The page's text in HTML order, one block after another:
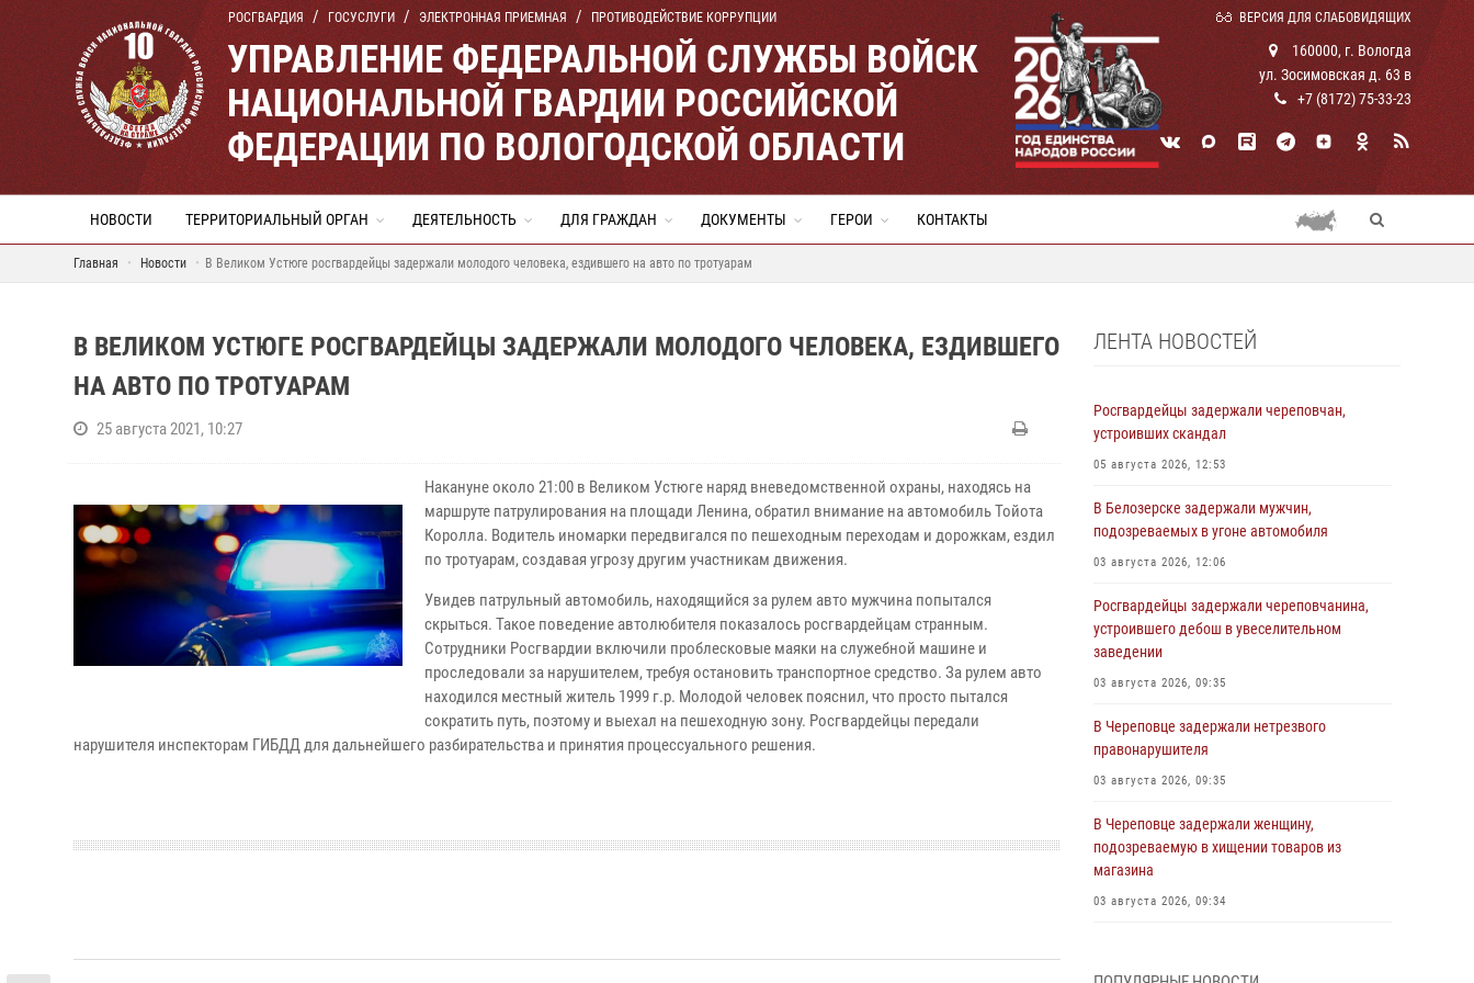
РОСГВАРДИЯ ГОСУСЛУГИ ЭЛЕКТРОННАЯ ПРИЕМНАЯ ПРОТИВОДЕЙСТВИЕ КОРРУПЦИИ ВЕРСИЯ ДЛЯ СЛАБОВИДЯЩИХ
УПРАВЛЕНИЕ ФЕДЕРАЛЬНОЙ СЛУЖБЫ ВОЙСК
НАЦИОНАЛЬНОЙ ГВАРДИИ РОССИЙСКОЙ
ФЕДЕРАЦИИ ПО ВОЛОГОДСКОЙ ОБЛАСТИ
160000, г. Вологда
ул. Зосимовская д. 63 в
+7 (8172) 75-33-23
НОВОСТИ ТЕРРИТОРИАЛЬНЫЙ ОРГАН ДЕЯТЕЛЬНОСТЬ ДЛЯ ГРАЖДАН ДОКУМЕНТЫ ГЕРОИ КОНТАКТЫ
Главная Новости В Великом Устюге росгвардейцы задержали молодого человека, ездившего на авто по тротуарам
В ВЕЛИКОМ УСТЮГЕ РОСГВАРДЕЙЦЫ ЗАДЕРЖАЛИ МОЛОДОГО ЧЕЛОВЕКА, ЕЗДИВШЕГО
НА АВТО ПО ТРОТУАРАМ
25 августа 2021, 10:27
Накануне около 21:00 в Великом Устюге наряд вневедомственной охраны, находясь на
маршруте патрулирования на площади Ленина, обратил внимание на автомобиль Тойота
Королла. Водитель иномарки передвигался по пешеходным переходам и дорожкам, ездил
по тротуарам, создавая угрозу другим участникам движения.
Увидев патрульный автомобиль, находящийся за рулем авто мужчина попытался
скрыться. Такое поведение автолюбителя показалось росгвардейцам странным.
Сотрудники Росгвардии включили проблесковые маяки на служебной машине и
проследовали за нарушителем, требуя остановить транспортное средство. За рулем авто
находился местный житель 1999 г.р. Молодой человек пояснил, что просто пытался
сократить путь, поэтому и выехал на пешеходную зону. Росгвардейцы передали
нарушителя инспекторам ГИБДД для дальнейшего разбирательства и принятия процессуального решения.
ЛЕНТА НОВОСТЕЙ
Росгвардейцы задержали череповчан,
устроивших скандал
05 августа 2026, 12:53
В Белозерске задержали мужчин,
подозреваемых в угоне автомобиля
03 августа 2026, 12:06
Росгвардейцы задержали череповчанина,
устроившего дебош в увеселительном
заведении
03 августа 2026, 09:35
В Череповце задержали нетрезвого
правонарушителя
03 августа 2026, 09:35
В Череповце задержали женщину,
подозреваемую в хищении товаров из
магазина
03 августа 2026, 09:34